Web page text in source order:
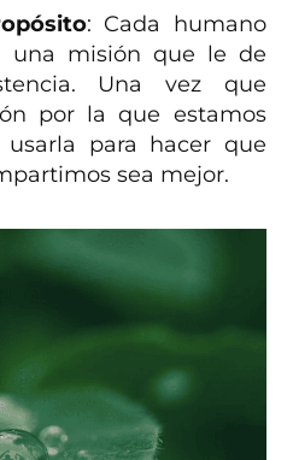
: Cada humano
una misión que le de
Una vez que
por la que estamos
para hacer que
sea mejor.